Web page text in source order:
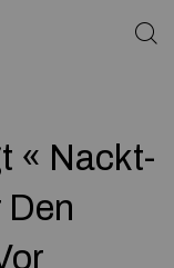
« Nackt-
Den